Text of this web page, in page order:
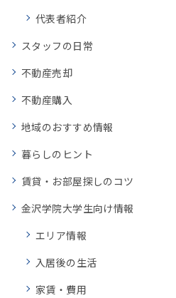
代表者紹介
スタッフの日常
不動産売却
不動産購入
地域のおすすめ情報
暮らしのヒント
賃貸・お部屋探しのコツ
金沢学院大学生向け情報
エリア情報
入居後の生活
家賃・費用